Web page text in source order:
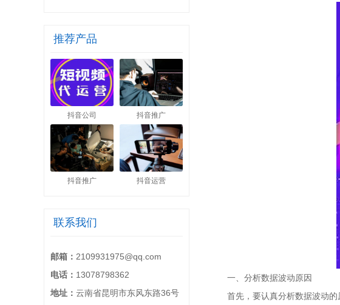
推荐产品
抖音公司 抖音推广
抖音推广 抖音运营
联系我们
邮箱： 2109931975@qq.com
电话： 13078798362
地址： 云南省昆明市东风东路36号
一、分析数据波动原因
首先，要认真分析数据波动